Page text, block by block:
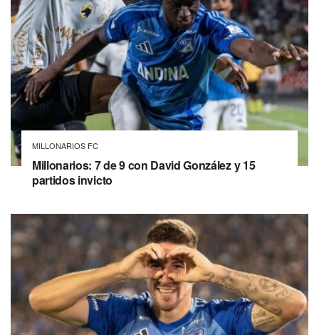
MILLONARIOS FC
Millonarios: 7 de 9 con David González y 15
partidos invicto